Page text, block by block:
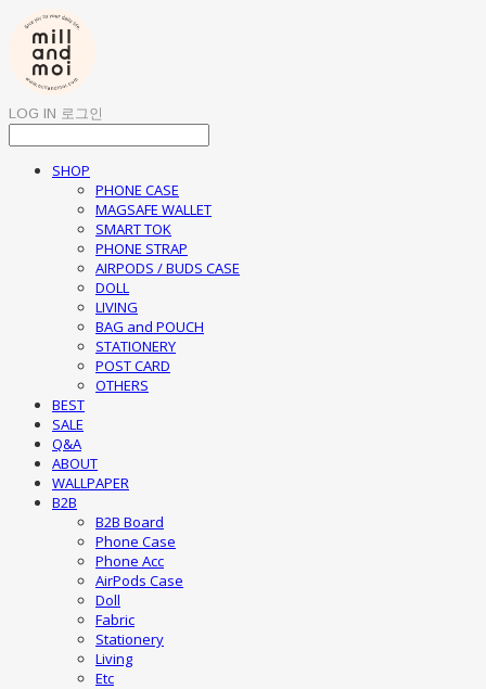
LOG IN 로그인
SHOP
PHONE CASE
MAGSAFE WALLET
SMART TOK
PHONE STRAP
AIRPODS / BUDS CASE
DOLL
LIVING
BAG and POUCH
STATIONERY
POST CARD
OTHERS
BEST
SALE
Q&A
ABOUT
WALLPAPER
B2B
B2B Board
Phone Case
Phone Acc
AirPods Case
Doll
Fabric
Stationery
Living
Etc